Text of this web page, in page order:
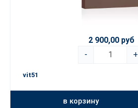
2 900,00 руб
-
+
vit51
в корзину